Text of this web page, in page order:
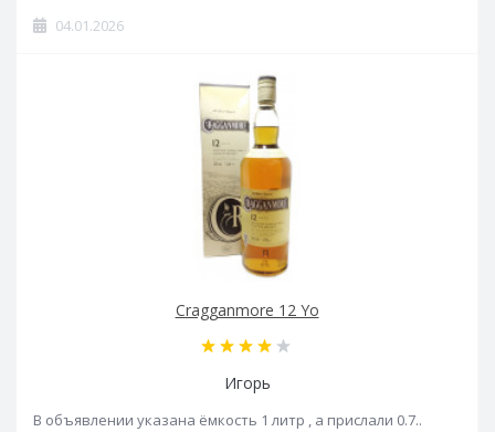
04.01.2026
Cragganmore 12 Yo
Игорь
В объявлении указана ёмкость 1 литр , а прислали 0.7..